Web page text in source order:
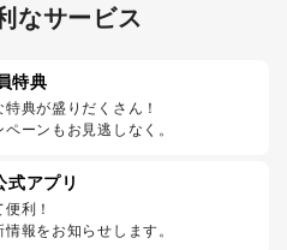
なサービス
特典
典が盛りだくさん！
ーンもお見逃しなく。
式アプリ
利！
報をお知らせします。